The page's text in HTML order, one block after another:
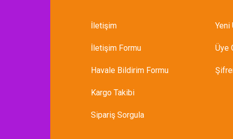
İletişim
İletişim Formu
Havale Bildirim Formu
Kargo Takibi
Sipariş Sorgula
Yeni
Üye